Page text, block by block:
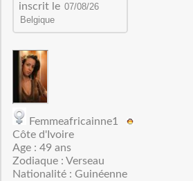
inscrit le
Femmeafricainne1
Côte d'Ivoire
Age : 49 ans
Zodiaque : Verseau
Nationalité : Guinéenne